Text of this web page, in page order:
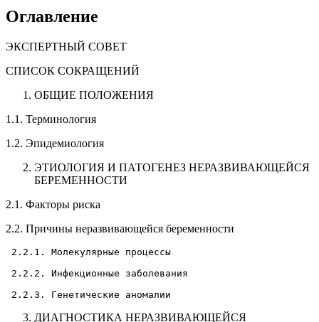
Оглавление
ЭКСПЕРТНЫЙ СОВЕТ
СПИСОК СОКРАЩЕНИЙ
ОБЩИЕ ПОЛОЖЕНИЯ
1.1. Терминология
1.2. Эпидемиология
ЭТИОЛОГИЯ И ПАТОГЕНЕЗ НЕРАЗВИВАЮЩЕЙСЯ
БЕРЕМЕННОСТИ
2.1. Факторы риска
2.2. Причины неразвивающейся беременности
2.2.1. Молекулярные процессы
2.2.2. Инфекционные заболевания
ДИАГНОСТИКА НЕРАЗВИВАЮЩЕЙСЯ